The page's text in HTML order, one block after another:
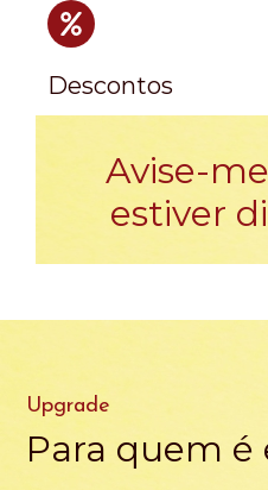
Descontos
Avise-
estiver
Upgrade
Para quem é